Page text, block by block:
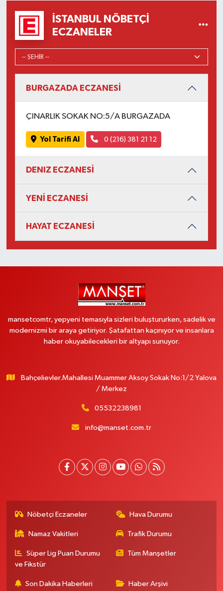
İSTANBUL NÖBETÇI
ECZANELER
BURGAZADA ECZANESİ
ÇINARLIK SOKAK NO:5/A BURGAZADA
Yol Tarifi Al 0 (216) 381 21 12
DENIZ ECZANESİ
YENİ ECZANESİ
HAYAT ECZANESİ
mansetcomtr, yepyeni temasıyla sizleri buluştururken, sadelik ve
modernizmi bir araya getiriyor. Şatafattan kaçınıyor ve insanlara
haber okuyabilecekleri bir altyapı sunuyor.
Bahçelievler.Mahallesi Muammer Aksoy Sokak No:1/2 Yalova
/ Merkez
05532238981
info@manset.com.tr
Nöbetçi Eczaneler Hava Durumu
Namaz Vakitleri Trafik Durumu
Süper Lig Puan Durumu
ve Fikstür
Tüm Manşetler
Son Dakika Haberleri Haber Arşivi